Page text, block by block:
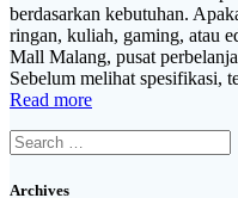
berdasarkan kebutuhan.
ringan, kuliah, gaming, atau
Mall Malang, pusat
Sebelum melihat spesifikasi,
Read more
Search
for:
Archives